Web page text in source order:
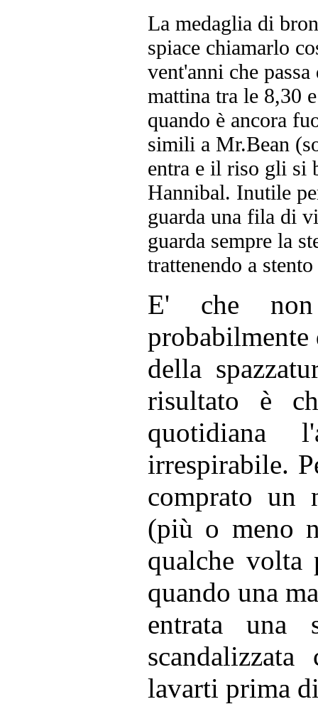
La medaglia di
spiace chiamarlo
vent'anni che
mattina tra le 8,30
quando è ancora
simili a Mr.Bean
entra e il riso gli si
Hannibal. Inutile
guarda una fila di
guarda sempre la
trattenendo a
E' che non
della
risultato è
quotidiana
irrespirabile.
comprato un
(più o meno
qualche volta
quando una
entrata una
lavarti prima